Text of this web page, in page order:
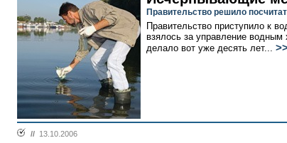
Правительство решило
Правительство приступило к
взялось за управление водным
делало вот уже десять лет...
// 13.10.2006